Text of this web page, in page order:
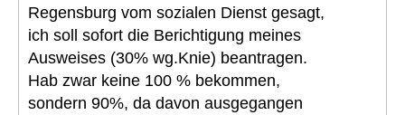
Regensburg vom sozialen Dienst gesagt,
ich soll sofort die Berichtigung meines
Ausweises (30% wg.Knie) beantragen.
Hab zwar keine 100 % bekommen,
sondern 90%, da davon ausgegangen